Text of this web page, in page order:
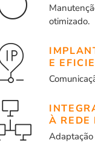
otimizado.
E
À REDE
Adaptação